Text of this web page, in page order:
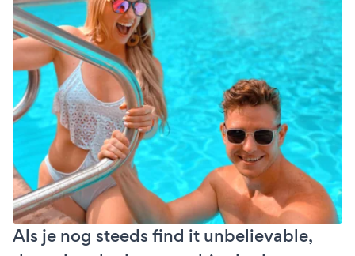
Als je nog steeds find it unbelievable,